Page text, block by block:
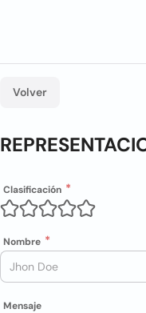
Volver
Clasificación
Nombre
Mensaje